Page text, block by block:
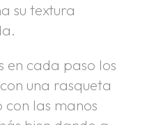
su textura
en cada paso los
una rasqueta
con las manos